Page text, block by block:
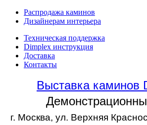
Распродажа каминов
Дизайнерам интерьера
Техническая поддержка
Dimplex инструкция
Доставка
Контакты
Выставка каминов
г. Москва, ул. Верхняя